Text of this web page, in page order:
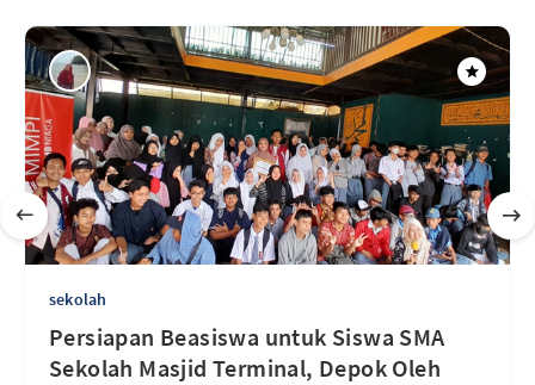
sekolah
Persiapan Beasiswa untuk Siswa SMA
Sekolah Masjid Terminal, Depok Oleh